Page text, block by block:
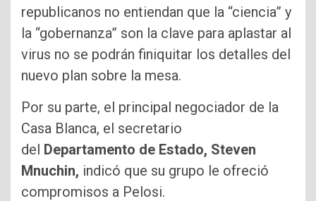
republicanos no entiendan que la “ciencia” y
la “gobernanza” son la clave para aplastar al
virus no se podrán finiquitar los detalles del
nuevo plan sobre la mesa.
Por su parte, el principal negociador de la
Casa Blanca, el secretario
del Departamento de Estado, Steven
Mnuchin, indicó que su grupo le ofreció
compromisos a Pelosi.